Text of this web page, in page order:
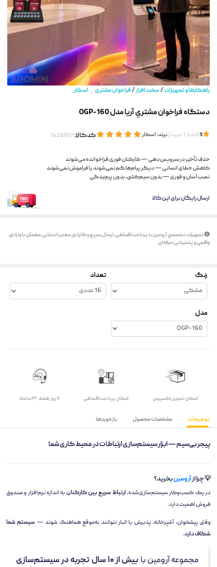
راهکارها و تجهیزات/سخت افزار/فراخوان مشتری / اسکار
دستگاه فراخوان مشتري آریا مدل OGP-160
(امتیاز1خریدار)برند:اسکار کدکالا:
حذف تأخیر در سرویس‌دهی — کارکنان فوری فراخوانده می‌شوند
کاهش خطای انسانی — دیگر پیام‌ها گم نمی‌شوند یا فراموش نمی‌شوند
نصب آسان و فوری — بدون سیم‌کشی، بدون پیچیدگی
ارسال رایگان برای این کالا
تجهیزات تخصصی آرومین با پرداخت اقساطی، ارسال سریع و گارانتی معتبر انتخابی مطمئن با وارانتی
واقعی و پشتیبانی حرفه‌ای
رنگ تعداد
مدل
اﻣﮑﺎن ﺗﺤﻮﯾﻞ اﮐﺴﭙﺮس امکان پرداخت اقساطی ۷ روز ﻫﻔﺘﻪ، ۲۴ ﺳﺎﻋﺘﻪ
توضیحات مشخصات محصول بازخوردها
پیجر بی‌سیم — ابزار سیستم‌سازی ارتباطات در محیط کاری شما
💡 چرا ازآرومینبخرید؟
در یک کسب‌وکار سیستم‌سازی‌شده، ارتباط سریع بین کارکنانبه اندازه نرم‌افزار و صندوق
فروش اهمیت دارد.
وقتی پیشخوان، آشپزخانه، پذیرش یا انبار نتوانند به‌موقع هماهنگ شوند — سیستم شما
شکاف دارد.
مجموعه آرومین با
بیش از ۱۰ سال تجربه در سیستم‌سازی